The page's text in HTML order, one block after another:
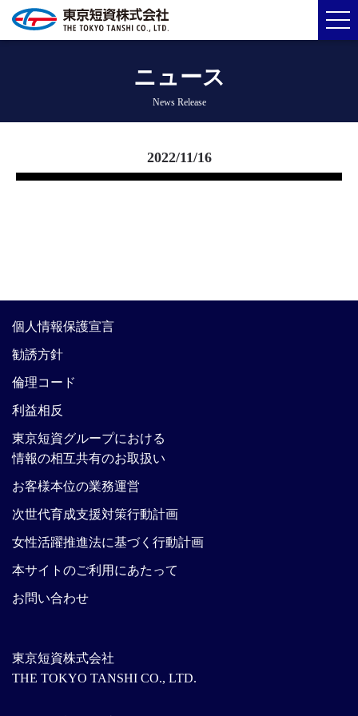
ニュース
News Release
2022/11/16
東京短資株式会社
THE TOKYO TANSHI CO., LTD.
個人情報保護宣言
勧誘方針
倫理コード
利益相反
東京短資グループにおける
情報の相互共有のお取扱い
お客様本位の業務運営
次世代育成支援対策行動計画
女性活躍推進法に基づく行動計画
本サイトのご利用にあたって
お問い合わせ